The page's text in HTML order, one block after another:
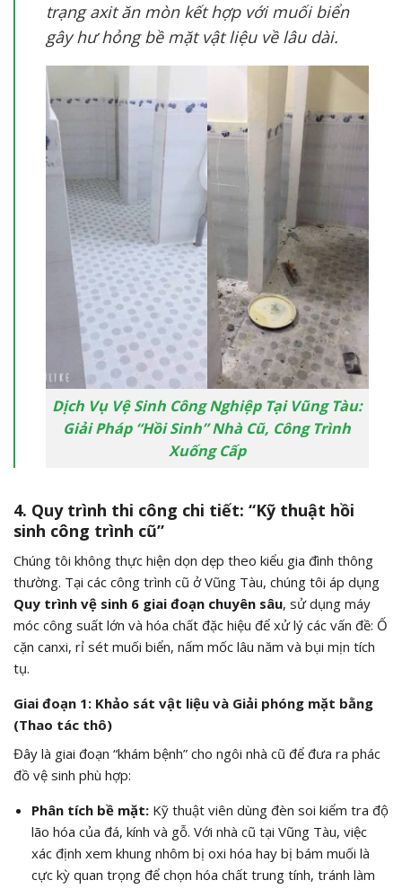
trạng axit ăn mòn kết hợp với muối biển
gây hư hỏng bề mặt vật liệu về lâu dài.
Dịch Vụ Vệ Sinh Công Nghiệp Tại Vũng Tàu:
Giải Pháp “Hồi Sinh” Nhà Cũ, Công Trình
Xuống Cấp
4. Quy trình thi công chi tiết: “Kỹ thuật hồi
sinh công trình cũ”
Chúng tôi không thực hiện dọn dẹp theo kiểu gia đình thông
thường. Tại các công trình cũ ở Vũng Tàu, chúng tôi áp dụng
Quy trình vệ sinh 6 giai đoạn chuyên sâu, sử dụng máy
móc công suất lớn và hóa chất đặc hiệu để xử lý các vấn đề: Ố
cặn canxi, rỉ sét muối biển, nấm mốc lâu năm và bụi mịn tích
tụ.
Giai đoạn 1: Khảo sát vật liệu và Giải phóng mặt bằng
(Thao tác thô)
Đây là giai đoạn “khám bệnh” cho ngôi nhà cũ để đưa ra phác
đồ vệ sinh phù hợp:
Phân tích bề mặt:Kỹ thuật viên dùng đèn soi kiểm tra độ
lão hóa của đá, kính và gỗ. Với nhà cũ tại Vũng Tàu, việc
xác định xem khung nhôm bị oxi hóa hay bị bám muối là
cực kỳ quan trọng để chọn hóa chất trung tính, tránh làm